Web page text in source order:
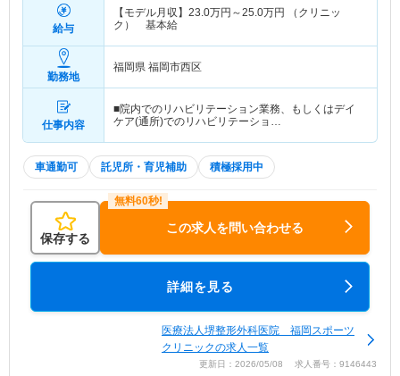
給与
【モデル月収】 23.0万円～25.0万円
（クリニッ
ク） 基本給
勤務地
福岡県 福岡市西区
仕事内容
■院内でのリハビリテーション業務、もしくはデイ
ケア(通所)でのリハビリテーショ…
車通勤可 託児所・育児補助 積極採用中
保存する
この求人を問い合わせる
詳細を見る
医療法人堺整形外科医院 福岡スポーツ
クリニックの求人一覧
更新日：2026/05/08 求人番号：9146443